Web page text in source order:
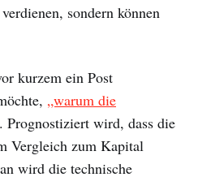
sondern können
kurzem ein Post
„warum die
. Prognostiziert wird, dass die
Vergleich zum Kapital
wird die technische